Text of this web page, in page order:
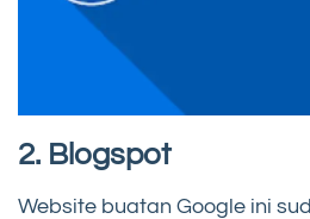
2. Blogspot
Website buatan Google ini